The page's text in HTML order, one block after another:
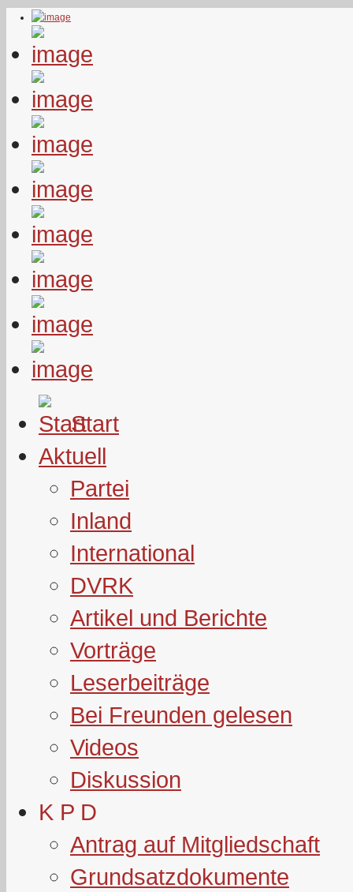
Start
Aktuell
Partei
Inland
International
DVRK
Artikel und Berichte
Vorträge
Leserbeiträge
Bei Freunden gelesen
Videos
Diskussion
K P D
Antrag auf Mitgliedschaft
Grundsatzdokumente